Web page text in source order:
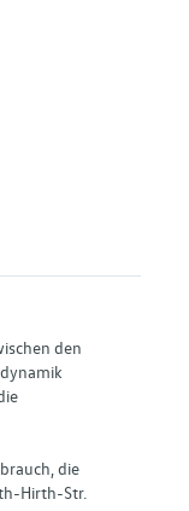
den
die
Hirth-Str.